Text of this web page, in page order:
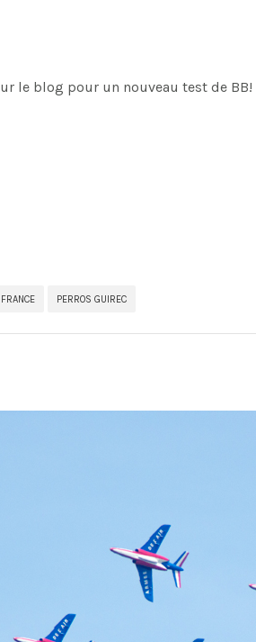
le blog pour un nouveau test de BB!
PERROS GUIREC